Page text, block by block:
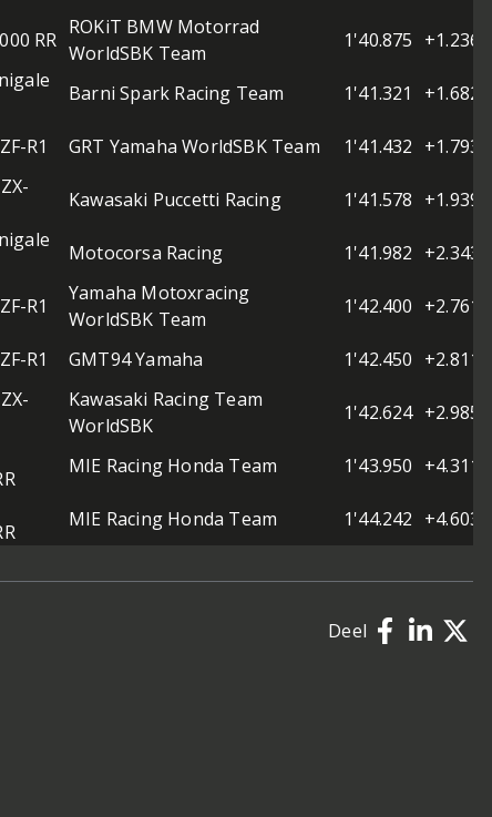
RR
ROKiT BMW Motorrad
WorldSBK Team
1'40.875 +1.236
Barni Spark Racing Team 1'41.321 +1.682
R1 GRT Yamaha WorldSBK Team 1'41.432 +1.793
Kawasaki Puccetti Racing 1'41.578 +1.939
Motocorsa Racing 1'41.982 +2.343
R1
Yamaha Motoxracing
WorldSBK Team
1'42.400 +2.761
R1 GMT94 Yamaha 1'42.450 +2.811
Kawasaki Racing Team
WorldSBK
1'42.624 +2.985
MIE Racing Honda Team 1'43.950 +4.311
MIE Racing Honda Team 1'44.242 +4.603
Deel